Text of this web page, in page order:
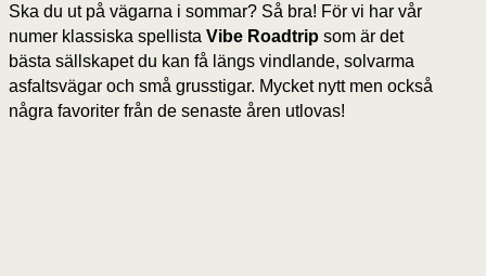
Ska du ut på vägarna i sommar? Så bra! För vi har vår
numer klassiska spellista Vibe Roadtrip som är det
bästa sällskapet du kan få längs vindlande, solvarma
asfaltsvägar och små grusstigar. Mycket nytt men också
några favoriter från de senaste åren utlovas!